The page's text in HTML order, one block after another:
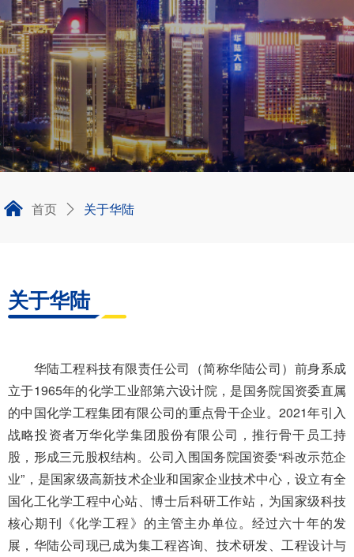
华陆工程科技有限责任公司（简称华陆公司）前身系成
立于1965年的化学工业部第六设计院，是国务院国资委直属
的中国化学工程集团有限公司的重点骨干企业。2021年引入
战略投资者万华化学集团股份有限公司，推行骨干员工持
股，形成三元股权结构。公司入围国务院国资委“科改示范企
业”，是国家级高新技术企业和国家企业技术中心，设立有全
国化工化学工程中心站、博士后科研工作站，为国家级科技
核心期刊《化学工程》的主管主办单位。经过六十年的发
展，华陆公司现已成为集工程咨询、技术研发、工程设计与
关于华陆
낀 首页 ꄲ 关于华陆